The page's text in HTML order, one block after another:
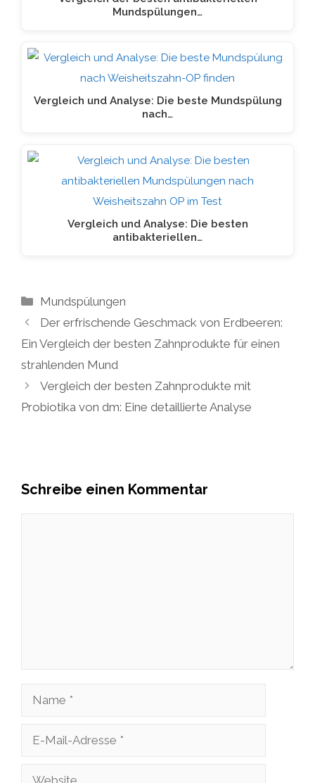
Mundspülungen…
Vergleich und Analyse: Die beste Mundspülung
nach…
Vergleich und Analyse: Die besten
antibakteriellen…
Kategorien
Mundspülungen
Der erfrischende Geschmack von Erdbeeren:
Ein Vergleich der besten Zahnprodukte für einen
strahlenden Mund
Vergleich der besten Zahnprodukte mit
Probiotika von dm: Eine detaillierte Analyse
Schreibe einen Kommentar
Name
Adresse
Website